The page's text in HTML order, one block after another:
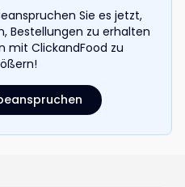
Sie es jetzt,
Bestellungen zu erhalten
mit ClickandFood zu